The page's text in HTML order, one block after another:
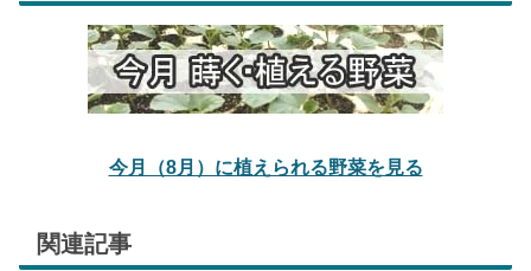
今月（8月）に植えられる野菜を見る
関連記事